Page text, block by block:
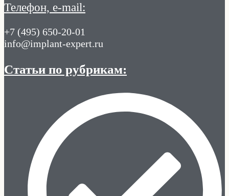
Телефон, e-mail:
+7 (495) 650-20-01
info@implant-expert.ru
Статьи по рубрикам: